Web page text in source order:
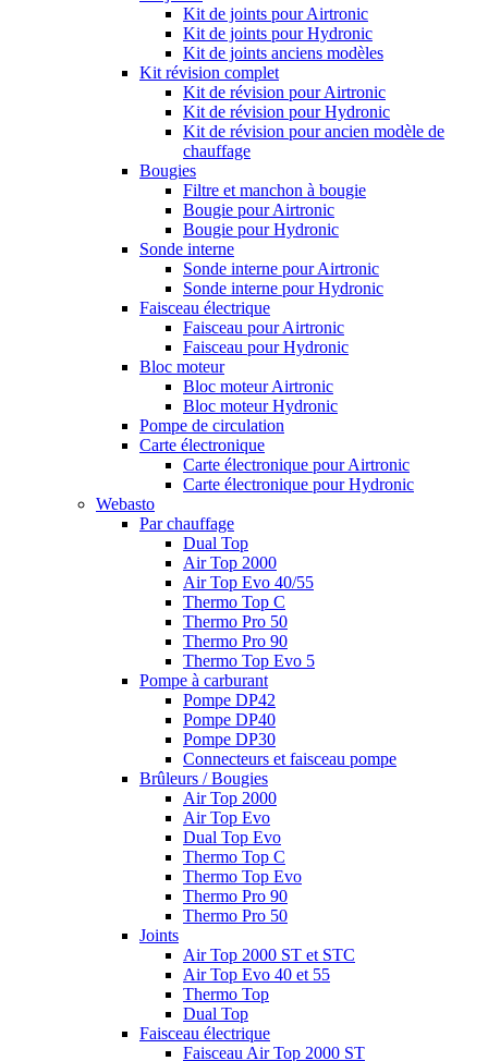
Kit de joints pour Airtronic
Kit de joints pour Hydronic
Kit de joints anciens modèles
Kit révision complet
Kit de révision pour Airtronic
Kit de révision pour Hydronic
Kit de révision pour ancien modèle de
chauffage
Bougies
Filtre et manchon à bougie
Bougie pour Airtronic
Bougie pour Hydronic
Sonde interne
Sonde interne pour Airtronic
Sonde interne pour Hydronic
Faisceau électrique
Faisceau pour Airtronic
Faisceau pour Hydronic
Bloc moteur
Bloc moteur Airtronic
Bloc moteur Hydronic
Pompe de circulation
Carte électronique
Carte électronique pour Airtronic
Carte électronique pour Hydronic
Webasto
Par chauffage
Dual Top
Air Top 2000
Air Top Evo 40/55
Thermo Top C
Thermo Pro 50
Thermo Pro 90
Thermo Top Evo 5
Pompe à carburant
Pompe DP42
Pompe DP40
Pompe DP30
Connecteurs et faisceau pompe
Brûleurs / Bougies
Air Top 2000
Air Top Evo
Dual Top Evo
Thermo Top C
Thermo Top Evo
Thermo Pro 90
Thermo Pro 50
Joints
Air Top 2000 ST et STC
Air Top Evo 40 et 55
Thermo Top
Dual Top
Faisceau électrique
Faisceau Air Top 2000 ST